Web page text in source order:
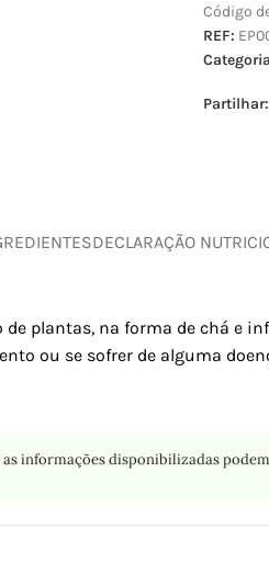
Código
REF:
Partilhar:
DECLARAÇÃO
plantas, na forma de chá e
ou se sofrer de alguma
informações disponibilizadas